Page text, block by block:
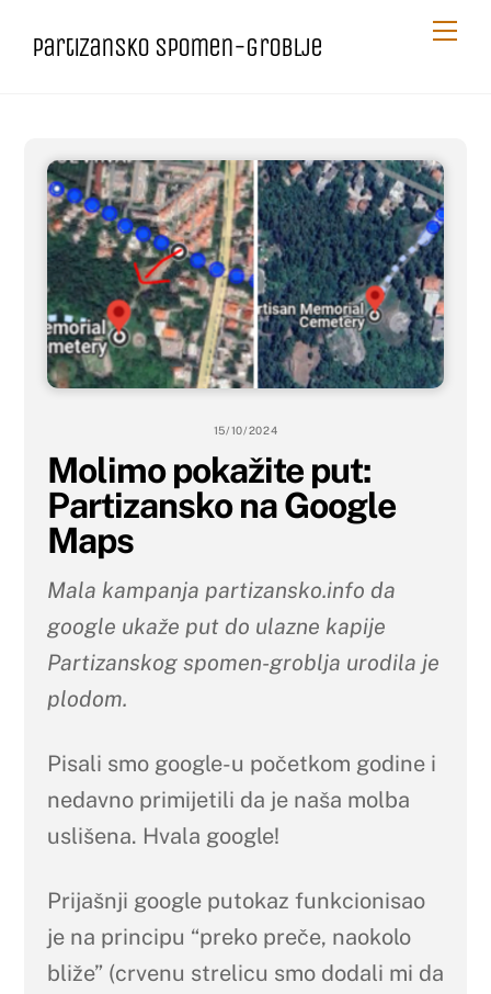
Partizansko spomen-groblje
15/10/2024
Molimo pokažite put:
Partizansko na Google
Maps
Mala kampanja partizansko.info da
google ukaže put do ulazne kapije
Partizanskog spomen-groblja urodila je
plodom.
Pisali smo google-u početkom godine i
nedavno primijetili da je naša molba
uslišena. Hvala google!
Prijašnji google putokaz funkcionisao
je na principu “preko preče, naokolo
bliže” (crvenu strelicu smo dodali mi da